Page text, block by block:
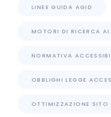
LINEE GUIDA AGID
MOTORI DI RICERCA AI
NORMATIVA
OBBLIGHI LEGGE
OTTIMIZZAZIONE SITO